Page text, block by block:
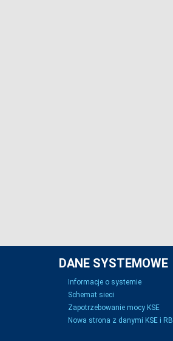
DANE SYSTEMOWE
Informacje o systemie
Schemat sieci
Zapotrzebowanie mocy KSE
Nowa strona z danymi KSE i RB